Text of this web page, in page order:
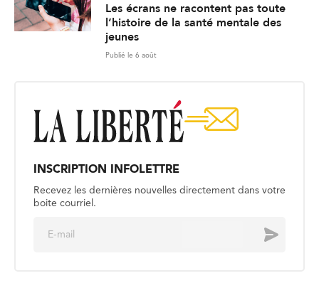
Les écrans ne racontent pas toute
l’histoire de la santé mentale des
jeunes
Publié le 6 août
INSCRIPTION INFOLETTRE
Recevez les dernières nouvelles directement dans votre
boite courriel.
Envoyer